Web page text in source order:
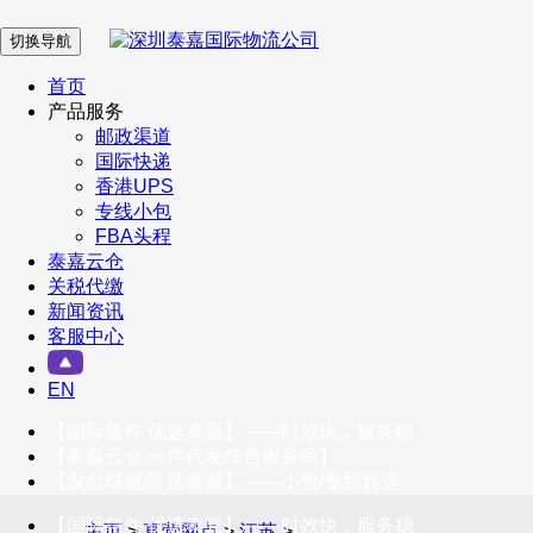
在 线 客 服
企业微信
订阅号
客户服务热线
400-098-5699
联系我们
切换导航
首页
产品服务
邮政渠道
国际快递
香港UPS
专线小包
FBA头程
泰嘉云仓
关税代缴
新闻资讯
客服中心
EN
【国际急件 优选泰嘉】——时效快，服务稳